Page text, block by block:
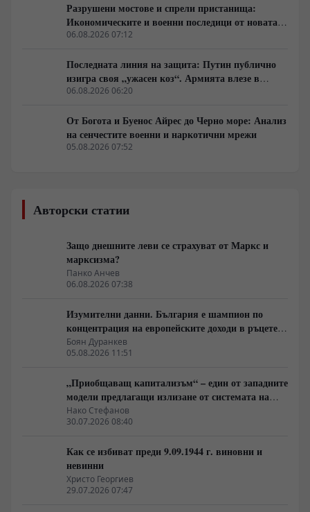
Разрушени мостове и спрели пристанища:
Икономическите и военни последици от новата
руска въздушна кампания
06.08.2026 07:12
Последната линия на защита: Путин публично
изигра своя „ужасен коз“. Армията влезе в
„главния град“, смазвайки „контраофанзивата“
06.08.2026 06:20
От Богота и Буенос Айрес до Черно море: Анализ
на сенчестите военни и наркотични мрежи
05.08.2026 07:52
Авторски статии
Защо днешните леви се страхуват от Маркс и
марксизма?
Панко Анчев
06.08.2026 07:38
Изумителни данни. България е шампион по
концентрация на европейските доходи в ръцете
на най-богатия 1%, надминава и САЩ
Боян Дуранкев
05.08.2026 11:51
„Приобщаващ капитализъм“ – един от западните
модели предлагащи излизане от системата на
неолиберализма
Нако Стефанов
30.07.2026 08:40
Как се избиват преди 9.09.1944 г. виновни и
невинни
Христо Георгиев
29.07.2026 07:47